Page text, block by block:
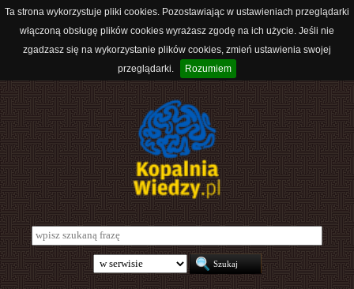
Ta strona wykorzystuje pliki cookies. Pozostawiając w ustawieniach przeglądarki
włączoną obsługę plików cookies wyrażasz zgodę na ich użycie. Jeśli nie
zgadzasz się na wykorzystanie plików cookies, zmień ustawienia swojej
przeglądarki.
Rozumiem